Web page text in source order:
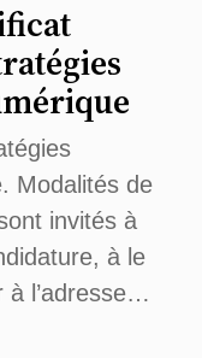
Modalités de
invités à
à le
à l’adresse…